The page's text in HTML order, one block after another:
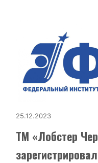
25.12.2023
ТМ «Лобстер